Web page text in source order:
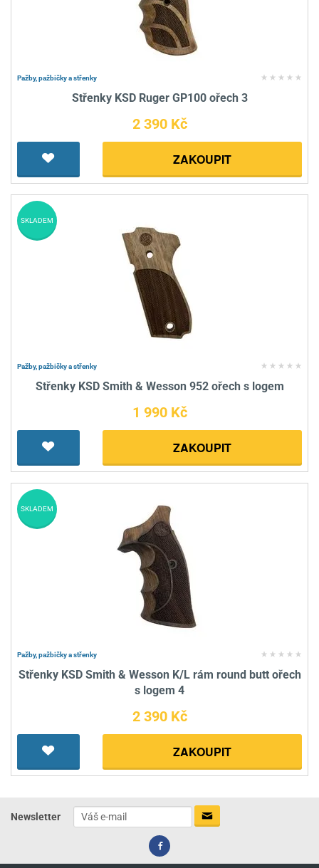
Pažby, pažbičky a střenky
Střenky KSD Ruger GP100 ořech 3
2 390 Kč
ZAKOUPIT
Pažby, pažbičky a střenky
Střenky KSD Smith & Wesson 952 ořech s logem
1 990 Kč
ZAKOUPIT
SKLADEM
Pažby, pažbičky a střenky
Střenky KSD Smith & Wesson K/L rám round butt ořech
s logem 4
2 390 Kč
ZAKOUPIT
SKLADEM
Newsletter